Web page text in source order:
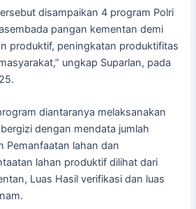
disampaikan 4 program Polri
pangan kementan demi
produktif, peningkatan produktifitas
ungkap Suparlan, pada
diantaranya melaksanakan
dengan mendata jumlah
Pemanfaatan lahan dan
lahan produktif dilihat dari
Luas Hasil verifikasi dan luas